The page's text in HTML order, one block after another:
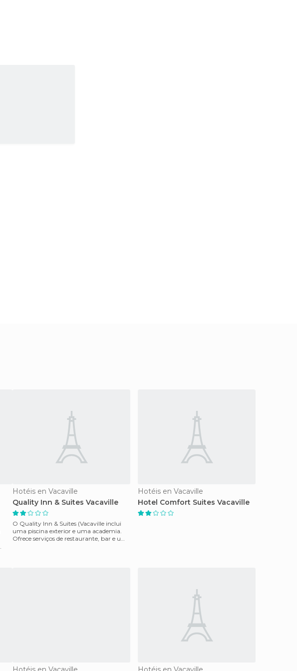
Hotéis en Vacaville
Quality Inn & Suites Vacaville
O Quality Inn & Suites (Vacaville inclui
uma piscina exterior e uma academia.
Ofrece serviços de restaurante, bar e um
Hotéis en Vacaville
Hotel Comfort Suites Vacaville